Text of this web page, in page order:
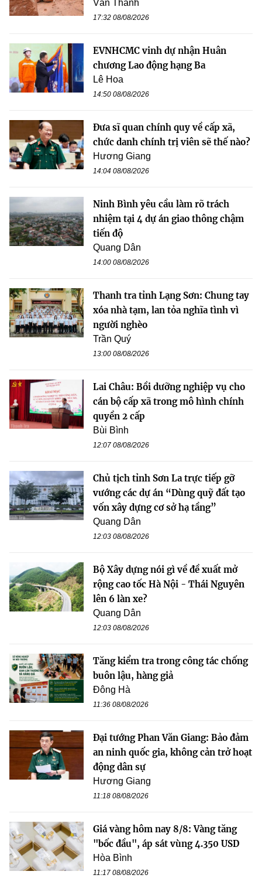
Văn Thanh
17:32 08/08/2026
EVNHCMC vinh dự nhận Huân
chương Lao động hạng Ba
Lê Hoa
14:50 08/08/2026
Đưa sĩ quan chính quy về cấp xã,
chức danh chính trị viên sẽ thế nào?
Hương Giang
14:04 08/08/2026
Ninh Bình yêu cầu làm rõ trách
nhiệm tại 4 dự án giao thông chậm
tiến độ
Quang Dân
14:00 08/08/2026
Thanh tra tỉnh Lạng Sơn: Chung tay
xóa nhà tạm, lan tỏa nghĩa tình vì
người nghèo
Trần Quý
13:00 08/08/2026
Lai Châu: Bồi dưỡng nghiệp vụ cho
cán bộ cấp xã trong mô hình chính
quyền 2 cấp
Bùi Bình
12:07 08/08/2026
Chủ tịch tỉnh Sơn La trực tiếp gỡ
vướng các dự án “Dùng quỹ đất tạo
vốn xây dựng cơ sở hạ tầng”
Quang Dân
12:03 08/08/2026
Bộ Xây dựng nói gì về đề xuất mở
rộng cao tốc Hà Nội - Thái Nguyên
lên 6 làn xe?
Quang Dân
12:03 08/08/2026
Tăng kiểm tra trong công tác chống
buôn lậu, hàng giả
Đông Hà
11:36 08/08/2026
Đại tướng Phan Văn Giang: Bảo đảm
an ninh quốc gia, không cản trở hoạt
động dân sự
Hương Giang
11:18 08/08/2026
Giá vàng hôm nay 8/8: Vàng tăng
"bốc đầu", áp sát vùng 4.350 USD
Hòa Bình
11:17 08/08/2026